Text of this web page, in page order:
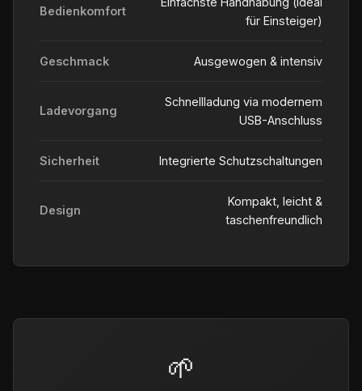
Bedienkomfort
für Einsteiger)
Geschmack Ausgewogen & intensiv
Ladevorgang
Schnellladung via modernem
USB-Anschluss
Sicherheit Integrierte Schutzschaltungen
Design
Kompakt, leicht &
taschenfreundlich
🌱